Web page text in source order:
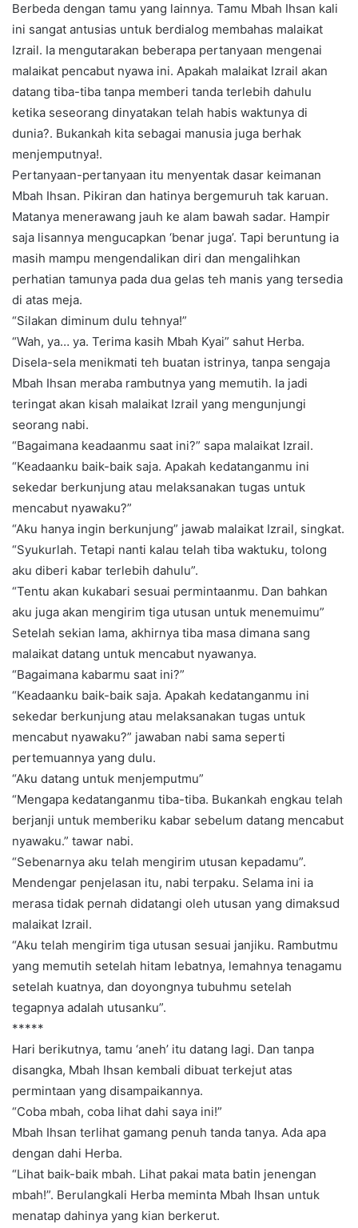
Berbeda dengan tamu yang lainnya. Tamu Mbah Ihsan kali
ini sangat antusias untuk berdialog membahas malaikat
Izrail. Ia mengutarakan beberapa pertanyaan mengenai
malaikat pencabut nyawa ini. Apakah malaikat Izrail akan
datang tiba-tiba tanpa memberi tanda terlebih dahulu
ketika seseorang dinyatakan telah habis waktunya di
dunia?. Bukankah kita sebagai manusia juga berhak
menjemputnya!.
Pertanyaan-pertanyaan itu menyentak dasar keimanan
Mbah Ihsan. Pikiran dan hatinya bergemuruh tak karuan.
Matanya menerawang jauh ke alam bawah sadar. Hampir
saja lisannya mengucapkan ‘benar juga’. Tapi beruntung ia
masih mampu mengendalikan diri dan mengalihkan
perhatian tamunya pada dua gelas teh manis yang tersedia
di atas meja.
“Silakan diminum dulu tehnya!”
“Wah, ya… ya. Terima kasih Mbah Kyai” sahut Herba.
Disela-sela menikmati teh buatan istrinya, tanpa sengaja
Mbah Ihsan meraba rambutnya yang memutih. Ia jadi
teringat akan kisah malaikat Izrail yang mengunjungi
seorang nabi.
“Bagaimana keadaanmu saat ini?” sapa malaikat Izrail.
“Keadaanku baik-baik saja. Apakah kedatanganmu ini
sekedar berkunjung atau melaksanakan tugas untuk
mencabut nyawaku?”
“Aku hanya ingin berkunjung” jawab malaikat Izrail, singkat.
“Syukurlah. Tetapi nanti kalau telah tiba waktuku, tolong
aku diberi kabar terlebih dahulu”.
“Tentu akan kukabari sesuai permintaanmu. Dan bahkan
aku juga akan mengirim tiga utusan untuk menemuimu”
Setelah sekian lama, akhirnya tiba masa dimana sang
malaikat datang untuk mencabut nyawanya.
“Bagaimana kabarmu saat ini?”
“Keadaanku baik-baik saja. Apakah kedatanganmu ini
sekedar berkunjung atau melaksanakan tugas untuk
mencabut nyawaku?” jawaban nabi sama seperti
pertemuannya yang dulu.
“Aku datang untuk menjemputmu”
“Mengapa kedatanganmu tiba-tiba. Bukankah engkau telah
berjanji untuk memberiku kabar sebelum datang mencabut
nyawaku.” tawar nabi.
“Sebenarnya aku telah mengirim utusan kepadamu”.
Mendengar penjelasan itu, nabi terpaku. Selama ini ia
merasa tidak pernah didatangi oleh utusan yang dimaksud
malaikat Izrail.
“Aku telah mengirim tiga utusan sesuai janjiku. Rambutmu
yang memutih setelah hitam lebatnya, lemahnya tenagamu
setelah kuatnya, dan doyongnya tubuhmu setelah
tegapnya adalah utusanku”.
*****
Hari berikutnya, tamu ‘aneh’ itu datang lagi. Dan tanpa
disangka, Mbah Ihsan kembali dibuat terkejut atas
permintaan yang disampaikannya.
“Coba mbah, coba lihat dahi saya ini!”
Mbah Ihsan terlihat gamang penuh tanda tanya. Ada apa
dengan dahi Herba.
“Lihat baik-baik mbah. Lihat pakai mata batin jenengan
mbah!”. Berulangkali Herba meminta Mbah Ihsan untuk
menatap dahinya yang kian berkerut.